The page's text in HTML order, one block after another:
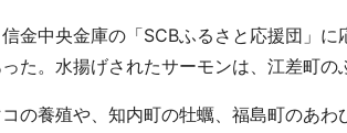
金中央金庫の「SCBふるさと応援団」
た。水揚げされたサーモンは、江差町の
の養殖や、知内町の牡蠣、福島町のあ